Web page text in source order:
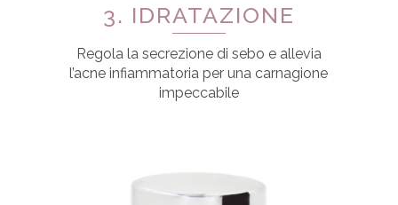
3. IDRATAZIONE
Regola la secrezione di sebo e allevia
l’acne infiammatoria per una carnagione
impeccabile